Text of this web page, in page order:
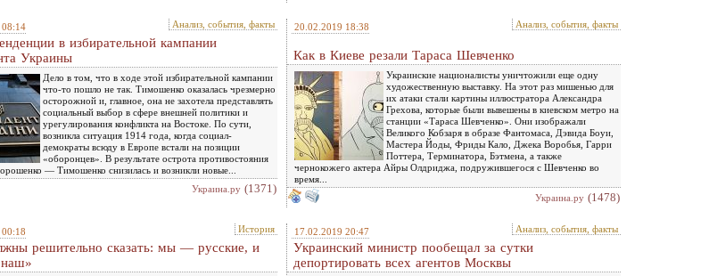
Анализ, события, факты
в избирательной кампании
Украины
Дело в том, что в ходе этой избирательной кампании
что-то пошло не так. Тимошенко оказалась чрезмерно
осторожной и, главное, она не захотела представлять
социальный выбор в сфере внешней политики и
урегулирования конфликта на Востоке. По сути,
возникла ситуация 1914 года, когда социал-
демократы всюду в Европе встали на позиции
«оборонцев». В результате острота противостояния
— Тимошенко снизилась и возникли новые...
Украина.ру (1371)
20.02.2019 18:38 Анализ, события, факты
Как в Киеве резали Тараса Шевченко
Украинские националисты уничтожили еще одну
художественную выставку. На этот раз мишенью для
их атаки стали картины иллюстратора Александра
Грехова, которые были вывешены в киевском метро на
станции «Тараса Шевченко». Они изображали
Великого Кобзаря в образе Фантомаса, Дэвида Боуи,
Мастера Йоды, Фриды Кало, Джека Воробья, Гарри
Поттера, Терминатора, Бэтмена, а также
чернокожего актера Айры Олдриджа, подружившегося с Шевченко во
время...
Украина.ру (1478)
История
решительно сказать: мы — русские, и
17.02.2019 20:47 Анализ, события, факты
Украинский министр пообещал за сутки
депортировать всех агентов Москвы